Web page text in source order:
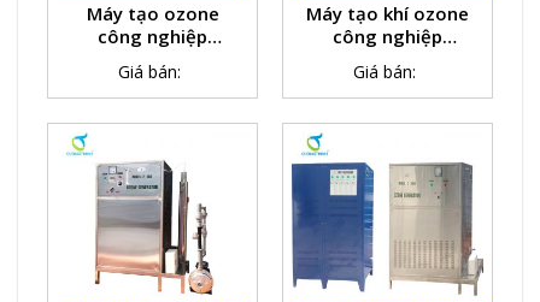
Máy tạo ozone
công nghiệp
Z120S(120g/h)
Giá bán:
Máy tạo khí ozone
công nghiệp
Z100S( 100g/h)
Giá bán: